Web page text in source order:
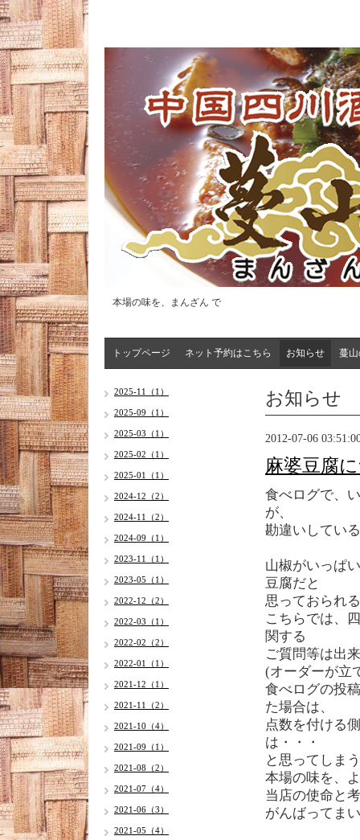
本場の味を、まんざん で
トップページ ネット予約はこちら お知らせ 蔓
お知らせ
2012-07-06
麻婆豆腐
食べログで、
が、
勘違いしてい
山椒がいっぱ
豆腐だと
思っておられ
こちらでは、
関する
ご質問等は出
(オーダーが立
食べログの投
た場合は、
点数を付ける
は・・・
と思ってしま
本場の味を、
当店の使命と
がんばってま
2025-11（1）
2025-09（1）
2025-03（1）
2025-02（1）
2025-01（1）
2024-12（2）
2024-11（2）
2024-09（1）
2023-11（1）
2023-05（1）
2022-12（2）
2022-03（1）
2022-02（2）
2022-01（1）
2021-12（1）
2021-11（2）
2021-10（4）
2021-09（1）
2021-08（2）
2021-07（4）
2021-06（3）
2021-05（4）